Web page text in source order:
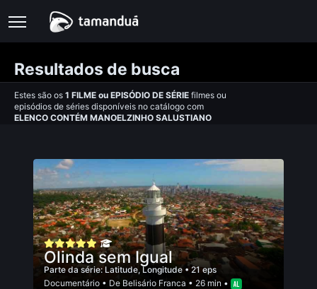
Resultados de busca
Estes são os 1 FILME ou EPISÓDIO DE SÉRIE filmes ou
episódios de séries disponíveis no catálogo com
ELENCO CONTÉM MANOELZINHO SALUSTIANO
Olinda sem Igual
Parte da série: Latitude, Longitude • 21 eps
Documentário • De Belisário Franca • 26 min •